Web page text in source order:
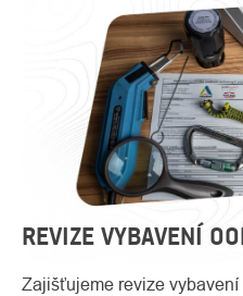
REVIZE VYBAVENÍ
Zajišťujeme revize vybavení